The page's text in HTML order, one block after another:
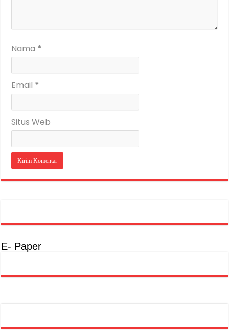
Nama *
Email *
Situs Web
E- Paper